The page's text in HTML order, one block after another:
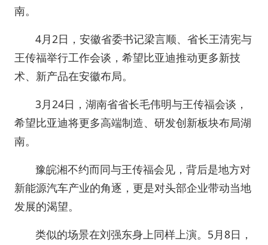
南。
4月2日，安徽省委书记梁言顺、省长王清宪与
王传福举行工作会谈，希望比亚迪推动更多新技
术、新产品在安徽布局。
3月24日，湖南省省长毛伟明与王传福会谈，
希望比亚迪将更多高端制造、研发创新板块布局湖
南。
豫皖湘不约而同与王传福会见，背后是地方对
新能源汽车产业的角逐，更是对头部企业带动当地
发展的渴望。
类似的场景在刘强东身上同样上演。5月8日，